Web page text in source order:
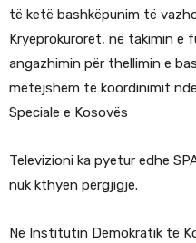
të ketë bashkëpunim të
Kryeprokurorët, në takimin e
angazhimin për thellimin e
mëtejshëm të koordinimit
Speciale e Kosovës
Televizioni ka pyetur edhe
nuk kthyen përgjigje.
Në Institutin Demokratik të